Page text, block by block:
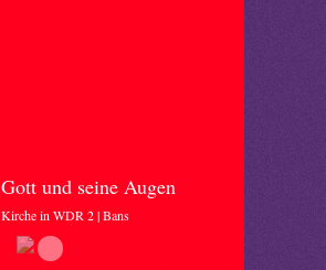
Gott und seine Augen
Kirche in WDR 2 | Bans